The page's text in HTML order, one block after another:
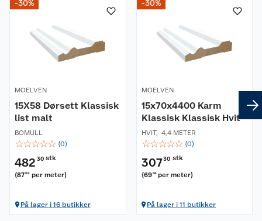
-30%
MOELVEN
15X58 Dørsett Klassisk
list malt
BOMULL
☆☆☆☆☆ (0)
482 30 stk
(8769 per meter)
På lager i 16 butikker
-30%
MOELVEN
15x70x4400 Karm
Klassisk Klassisk Hvit
HVIT, 4,4 METER
☆☆☆☆☆ (0)
30730 stk
(69 84 per meter)
På lager i 11 butikker
Butikker
Ofte stilte spørsmål
Leveringstid
Leie tilhenger
Våre merkevarer
Kjøpsvilkår
Personvern
Cookies
Bærekraft
Lavprisløfte
Åpent kjøp
Retur av el-avfall
Hageinspirasjon
Oppussing med utemaling
Oppussing med innemaling
Et varmere hjem
Gulv